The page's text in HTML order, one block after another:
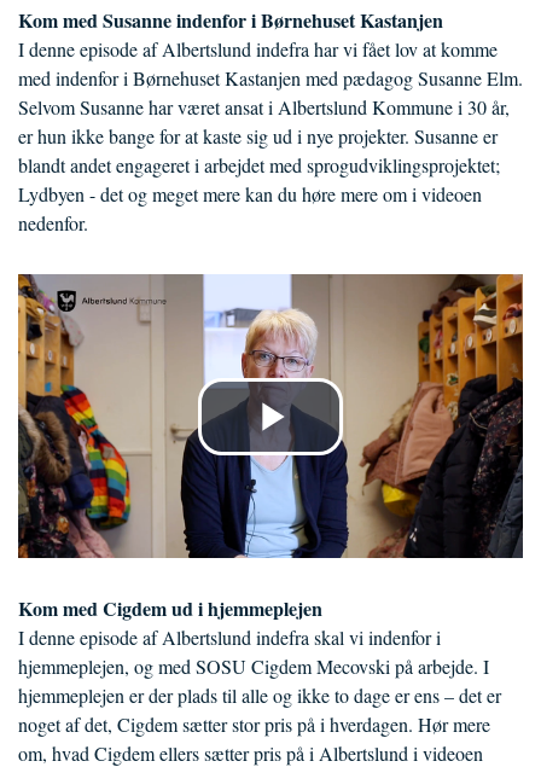
Kom med Susanne indenfor i Børnehuset Kastanjen
I denne episode af Albertslund indefra har vi fået lov at komme
med indenfor i Børnehuset Kastanjen med pædagog Susanne Elm.
Selvom Susanne har været ansat i Albertslund Kommune i 30 år,
er hun ikke bange for at kaste sig ud i nye projekter. Susanne er
blandt andet engageret i arbejdet med sprogudviklingsprojektet;
Lydbyen - det og meget mere kan du høre mere om i videoen
nedenfor.
Kom med Cigdem ud i hjemmeplejen
I denne episode af Albertslund indefra skal vi indenfor i
hjemmeplejen, og med SOSU Cigdem Mecovski på arbejde. I
hjemmeplejen er der plads til alle og ikke to dage er ens – det er
noget af det, Cigdem sætter stor pris på i hverdagen. Hør mere
om, hvad Cigdem ellers sætter pris på i Albertslund i videoen